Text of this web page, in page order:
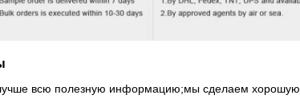
всю полезную информацию;мы сделаем хорошую